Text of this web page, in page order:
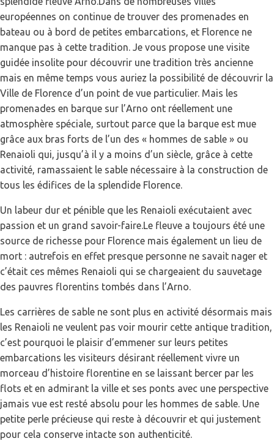
européennes on continue de trouver des promenades en
bateau ou à bord de petites embarcations, et Florence ne
manque pas à cette tradition. Je vous propose une visite
guidée insolite pour découvrir une tradition très ancienne
mais en même temps vous auriez la possibilité de découvrir la
Ville de Florence d’un point de vue particulier. Mais les
promenades en barque sur l’Arno ont réellement une
atmosphère spéciale, surtout parce que la barque est mue
grâce aux bras forts de l’un des « hommes de sable » ou
Renaioli qui, jusqu’à il y a moins d’un siècle, grâce à cette
activité, ramassaient le sable nécessaire à la construction de
tous les édifices de la splendide Florence.
Un labeur dur et pénible que les Renaioli exécutaient avec
passion et un grand savoir-faire.Le fleuve a toujours été une
source de richesse pour Florence mais également un lieu de
mort : autrefois en effet presque personne ne savait nager et
c’était ces mêmes Renaioli qui se chargeaient du sauvetage
des pauvres florentins tombés dans l’Arno.
Les carrières de sable ne sont plus en activité désormais mais
les Renaioli ne veulent pas voir mourir cette antique tradition,
c’est pourquoi le plaisir d’emmener sur leurs petites
embarcations les visiteurs désirant réellement vivre un
morceau d’histoire florentine en se laissant bercer par les
flots et en admirant la ville et ses ponts avec une perspective
jamais vue est resté absolu pour les hommes de sable. Une
petite perle précieuse qui reste à découvrir et qui justement
pour cela conserve intacte son authenticité.